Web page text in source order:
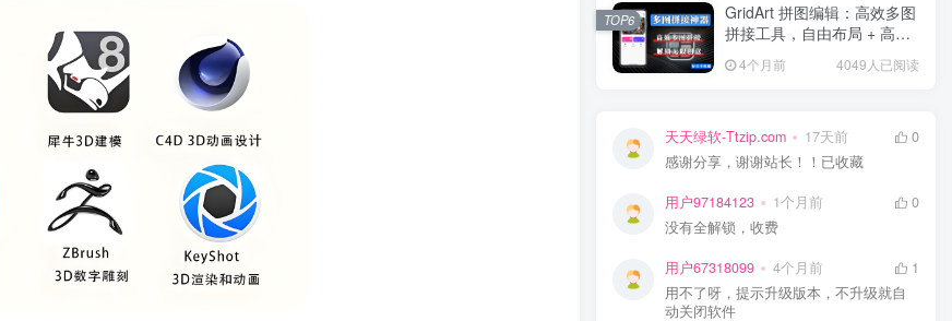
GridArt 拼图编辑：高效多图
拼接工具，自由布局 + 高清
导出，修图 + 拼图一步到
位！4个月前 4049人已阅读
TOP6
天天绿软-Ttzip.com 17天前
0
感谢分享，谢谢站长！！已收藏
用户97184123 1个月前
0
没有全解锁，收费
用户67318099 4个月前
1
用不了呀，提示升级版本，不升级就自
动关闭软件